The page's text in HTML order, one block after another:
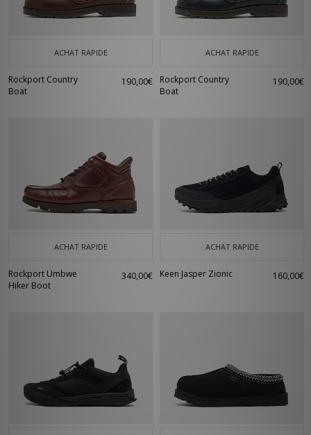
ACHAT RAPIDE
Rockport Country
Boat
190,00€
ACHAT RAPIDE
Rockport Country
Boat
190,00€
ACHAT RAPIDE
Rockport Umbwe
Hiker Boot
340,00€
ACHAT RAPIDE
Keen Jasper Zionic 160,00€